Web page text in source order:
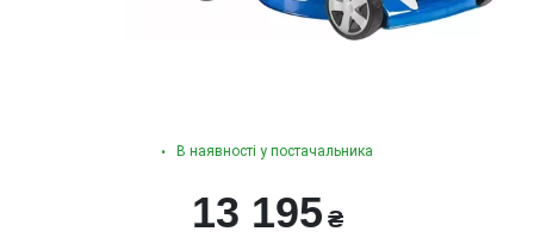
В наявності у постачальника
13 195₴